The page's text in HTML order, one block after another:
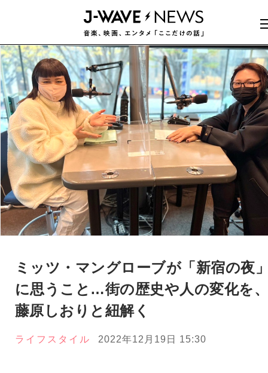
ミッツ・マングローブが「新宿の夜
に思うこと…街の歴史や人の変化を
藤原しおりと紐解く
ライフスタイル 2022年12月19日 15:30